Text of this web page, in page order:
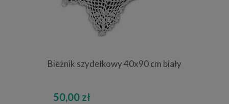
Bieżnik szydełkowy 40x90 cm biały
50,00 zł